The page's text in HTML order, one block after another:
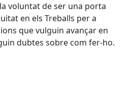
voluntat de ser una porta
en els Treballs per a
que vulguin avançar en
dubtes sobre com fer-ho.